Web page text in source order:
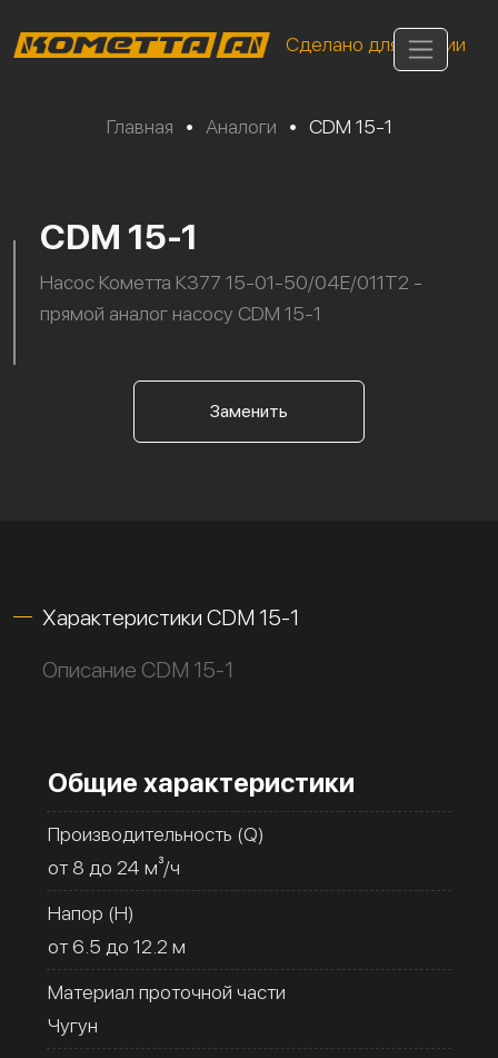
Сделано для России
Главная • Аналоги • CDM 15-1
CDM 15-1
Насос Кометта К377 15-01-50/04Е/011Т2 -
прямой аналог насосу CDM 15-1
Заменить
Характеристики CDM 15-1
Описание CDM 15-1
Общие характеристики
Производительность (Q)
от 8 до 24 м³/ч
Напор (H)
от 6.5 до 12.2 м
Материал проточной части
Чугун